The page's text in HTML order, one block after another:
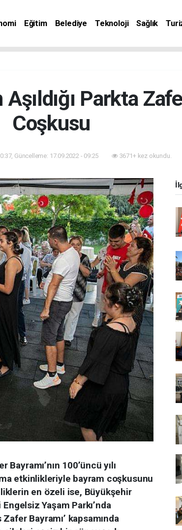
Eğitim Belediye Teknoloji Sağlık
Parkta
Coşkusu
Güncelleme: 17.09.2022 - 09:25 3671+ kez okundu.
100’üncü yılı
etkinlikleriyle bayram coşkusunu
en özeli ise, Büyükşehir
Yaşam Parkı’nda
Bayramı’ kapsamında